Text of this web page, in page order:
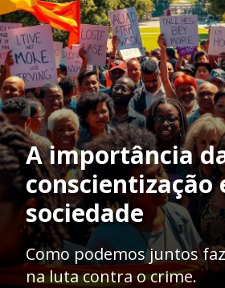
A importância
conscientização
sociedade
Como podemos juntos
na luta contra o crime.